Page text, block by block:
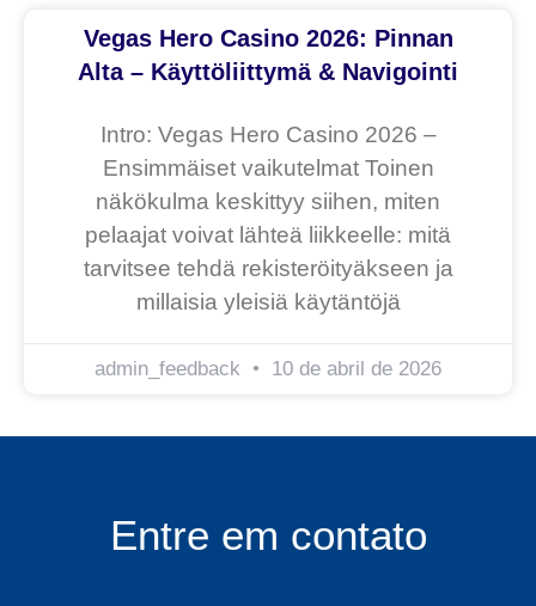
Vegas Hero Casino 2026: Pinnan
Alta – Käyttöliittymä & Navigointi
Intro: Vegas Hero Casino 2026 –
Ensimmäiset vaikutelmat Toinen
näkökulma keskittyy siihen, miten
pelaajat voivat lähteä liikkeelle: mitä
tarvitsee tehdä rekisteröityäkseen ja
millaisia yleisiä käytäntöjä
admin_feedback 10 de abril de 2026
Entre em contato